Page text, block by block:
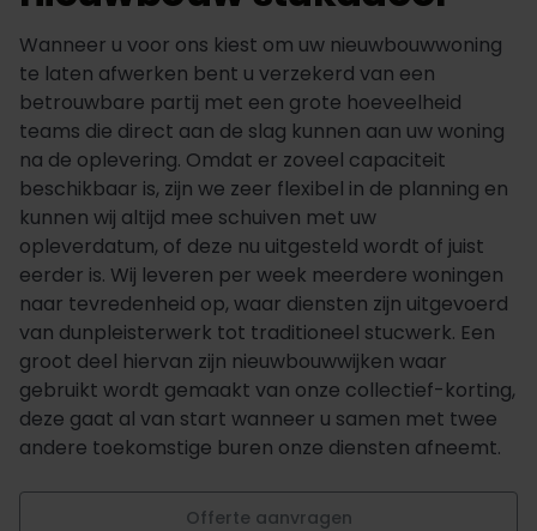
Wanneer u voor ons kiest om uw nieuwbouwwoning
te laten afwerken bent u verzekerd van een
betrouwbare partij met een grote hoeveelheid
teams die direct aan de slag kunnen aan uw woning
na de oplevering. Omdat er zoveel capaciteit
beschikbaar is, zijn we zeer flexibel in de planning en
kunnen wij altijd mee schuiven met uw
opleverdatum, of deze nu uitgesteld wordt of juist
eerder is. Wij leveren per week meerdere woningen
naar tevredenheid op, waar diensten zijn uitgevoerd
van dunpleisterwerk tot traditioneel stucwerk. Een
groot deel hiervan zijn nieuwbouwwijken waar
gebruikt wordt gemaakt van onze collectief-korting,
deze gaat al van start wanneer u samen met twee
andere toekomstige buren onze diensten afneemt.
Offerte aanvragen